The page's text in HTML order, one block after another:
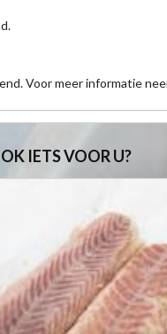
Voor meer informatie
IETS VOOR U?